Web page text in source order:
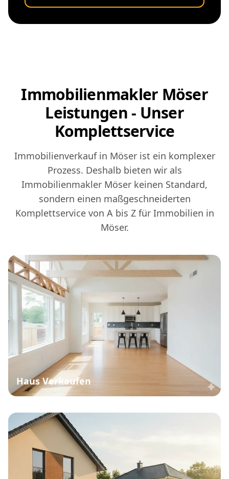
Immobilienmakler Möser
Leistungen - Unser
Komplettservice
Immobilienverkauf in Möser ist ein komplexer
Prozess. Deshalb bieten wir als
Immobilienmakler Möser keinen Standard,
sondern einen maßgeschneiderten
Komplettservice von A bis Z für Immobilien in
Möser.
Haus Verkaufen